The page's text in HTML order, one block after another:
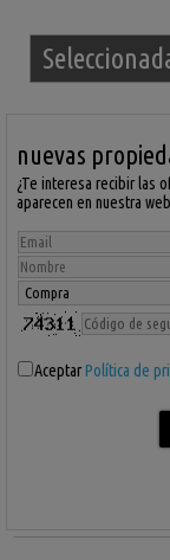
nuevas
¿Te interesa recibir las
aparecen en nuestra
AceptarPolítica de